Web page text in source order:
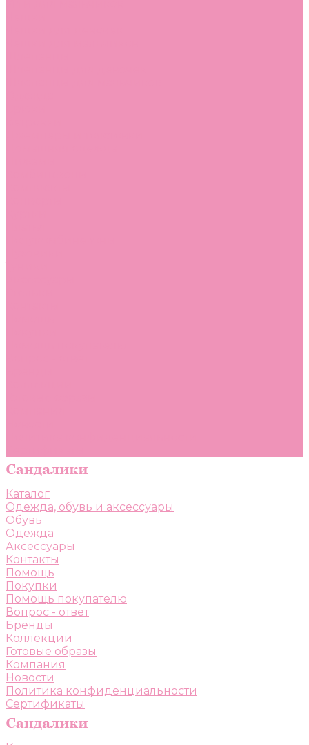
Каталог
Одежда, обувь и аксессуары
Обувь
Одежда
Аксессуары
Контакты
Помощь
Покупки
Помощь покупателю
Вопрос - ответ
Бренды
Коллекции
Готовые образы
Компания
Новости
Политика конфиденциальности
Сертификаты